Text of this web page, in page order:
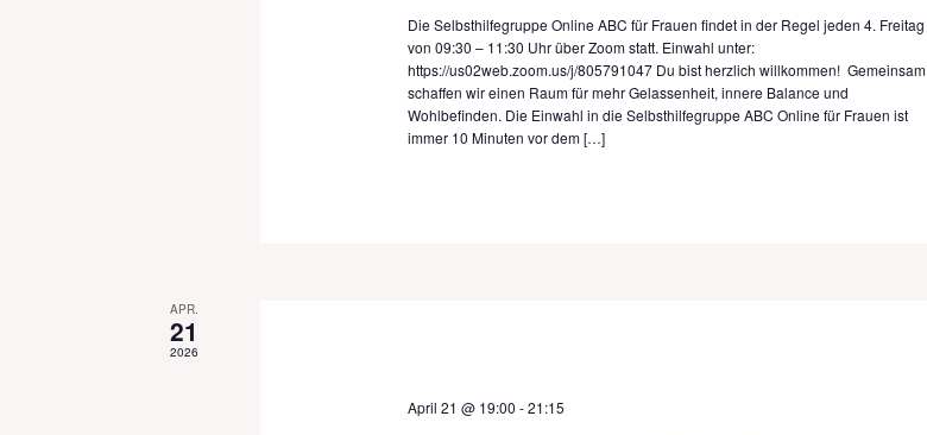
Die Selbsthilfegruppe Online ABC für Frauen findet in der Regel jeden 4. Freitag
von 09:30 – 11:30 Uhr über Zoom statt. Einwahl unter:
https://us02web.zoom.us/j/805791047 Du bist herzlich willkommen! Gemeinsam
schaffen wir einen Raum für mehr Gelassenheit, innere Balance und
Wohlbefinden. Die Einwahl in die Selbsthilfegruppe ABC Online für Frauen ist
immer 10 Minuten vor dem […]
APR.
21
2026
April 21 @ 19:00 -21:15